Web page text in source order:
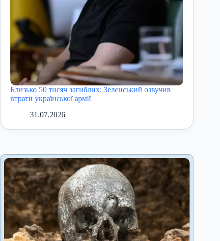
Близько 50 тисяч загиблих: Зеленський озвучив
втрати української армії
31.07.2026